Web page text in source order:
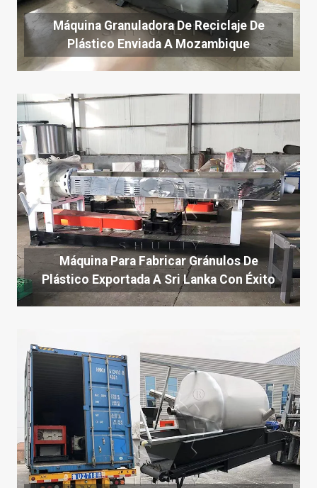
Máquina Granuladora De Reciclaje De
Plástico Enviada A Mozambique
Máquina Para Fabricar Gránulos De
Plástico Exportada A Sri Lanka Con Éxito